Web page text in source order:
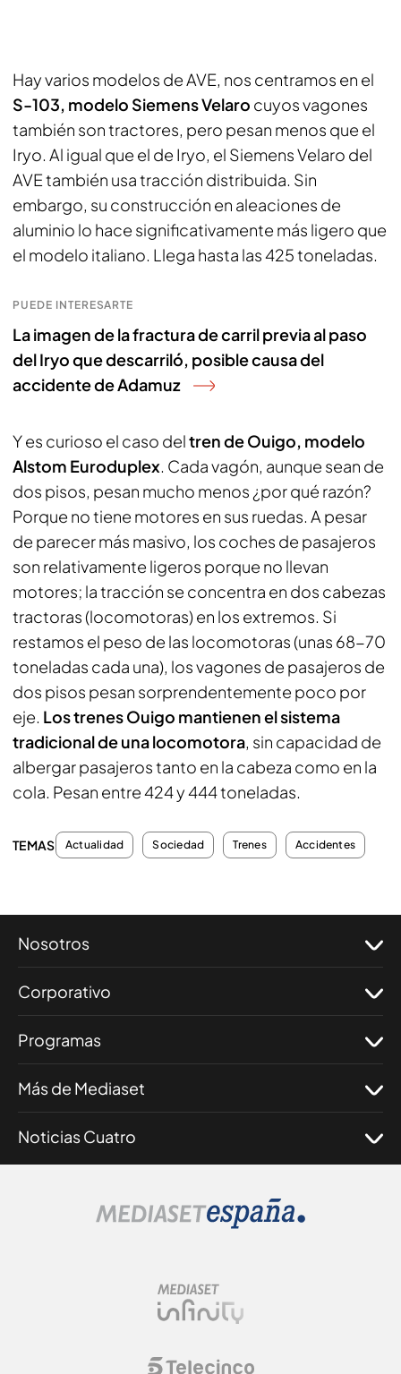
Hay varios modelos de AVE, nos centramos en el
S-103, modelo Siemens Velaro cuyos vagones
también son tractores, pero pesan menos que el
Iryo. Al igual que el de Iryo, el Siemens Velaro del
AVE también usa tracción distribuida. Sin
embargo, su construcción en aleaciones de
aluminio lo hace significativamente más ligero que
el modelo italiano. Llega hasta las 425 toneladas.
PUEDE INTERESARTE
La imagen de la fractura de carril previa al paso
del Iryo que descarriló, posible causa del
accidente de Adamuz
Y es curioso el caso deltren de Ouigo, modelo
Alstom Euroduplex. Cada vagón, aunque sean de
dos pisos, pesan mucho menos ¿por qué razón?
Porque no tiene motores en sus ruedas. A pesar
de parecer más masivo, los coches de pasajeros
son relativamente ligeros porque no llevan
motores; la tracción se concentra en dos cabezas
tractoras (locomotoras) en los extremos. Si
restamos el peso de las locomotoras (unas 68-70
toneladas cada una), los vagones de pasajeros de
dos pisos pesan sorprendentemente poco por
eje. Los trenes Ouigo mantienen el sistema
tradicional de una locomotora, sin capacidad de
albergar pasajeros tanto en la cabeza como en la
cola. Pesan entre 424 y 444 toneladas.
TEMAS Actualidad Sociedad Trenes Accidentes
Nosotros
Corporativo
Programas
Más de Mediaset
Noticias Cuatro